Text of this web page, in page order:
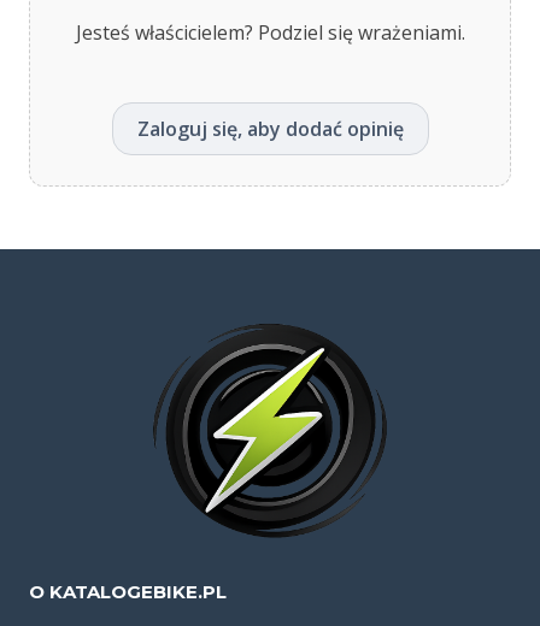
Jesteś właścicielem? Podziel się wrażeniami.
Zaloguj się, aby dodać opinię
O KATALOGEBIKE.PL